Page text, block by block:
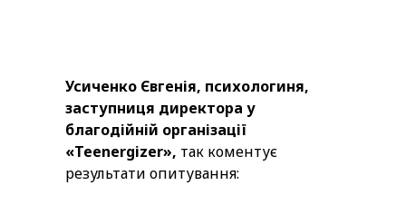
Усиченко Євгенія, психологиня,
заступниця директора у
благодійній організації
«Teenergizer», так коментує
результати опитування: